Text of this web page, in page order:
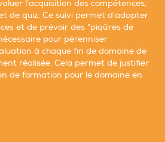
l'acquisition des compétences,
de quiz. Ce suivi permet d'adapter
et de prévoir des "piqûres de
pour pérenniser
à chaque fin de domaine de
réalisée. Cela permet de justifier
de formation pour le domaine en